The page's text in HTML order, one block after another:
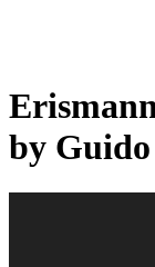
by